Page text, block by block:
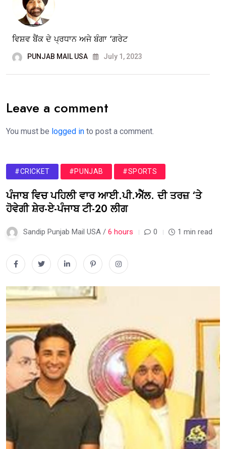
ਵਿਸ਼ਵ ਬੈਂਕ ਦੇ ਪ੍ਰਧਾਨ ਅਜੇ ਬੰਗਾ ‘ਗਰੇਟ
PUNJAB MAIL USA July 1, 2023
Leave a comment
You must be logged in to post a comment.
#CRICKET #PUNJAB #SPORTS
ਪੰਜਾਬ ਵਿਚ ਪਹਿਲੀ ਵਾਰ ਆਈ.ਪੀ.ਐੱਲ. ਦੀ ਤਰਜ਼ ‘ਤੇ
ਹੋਵੇਗੀ ਸ਼ੇਰ-ਏ-ਪੰਜਾਬ ਟੀ-20 ਲੀਗ
Sandip Punjab Mail USA / 6 hours 0 1 min read